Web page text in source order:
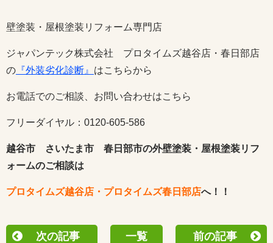
壁塗装・屋根塗装リフォーム専門店
ジャパンテック株式会社 プロタイムズ越谷店・春日部店
の 『外装劣化診断』 はこちらから
お電話でのご相談、お問い合わせはこちら
フリーダイヤル：0120-605-586
越谷市 さいたま市 春日部市の外壁塗装・屋根塗装リフ
ォームのご相談は
プロタイムズ越谷店・プロタイムズ春日部店へ！！
次の記事 一覧 前の記事